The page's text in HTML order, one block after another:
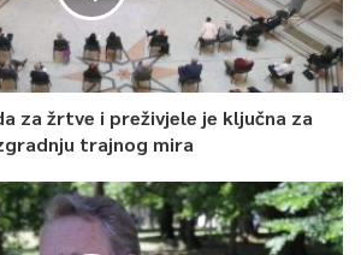
za žrtve i preživjele je ključna za
trajnog mira